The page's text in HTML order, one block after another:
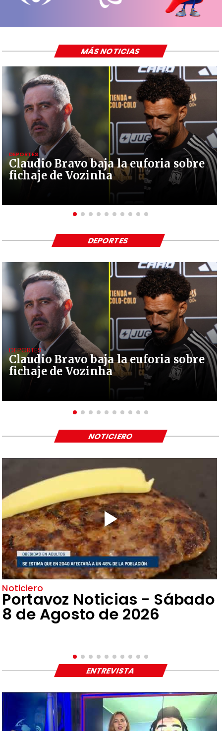
Claudio Bravo baja la euforia sobre
fichaje de Vozinha
DEPORTES
MÁS NOTICIAS
Claudio Bravo baja la euforia sobre
fichaje de Vozinha
DEPORTES
DEPORTES
Noticiero
Portavoz Noticias - Sábado
8 de Agosto de 2026
NOTICIERO
ENTREVISTA